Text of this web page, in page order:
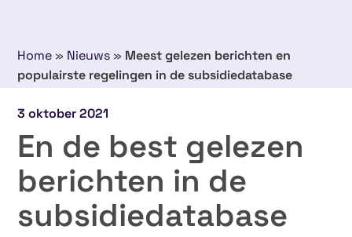
Home » Nieuws » Meest gelezen berichten en
populairste regelingen in de subsidiedatabase
3 oktober 2021
En de best gelezen
berichten in de
subsidiedatabase